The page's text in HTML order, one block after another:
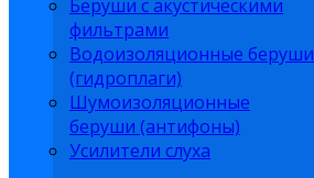
Беруши с акустическими
фильтрами
Водоизоляционные беруши
(гидроплаги)
Шумоизоляционные
беруши (антифоны)
Усилители слуха